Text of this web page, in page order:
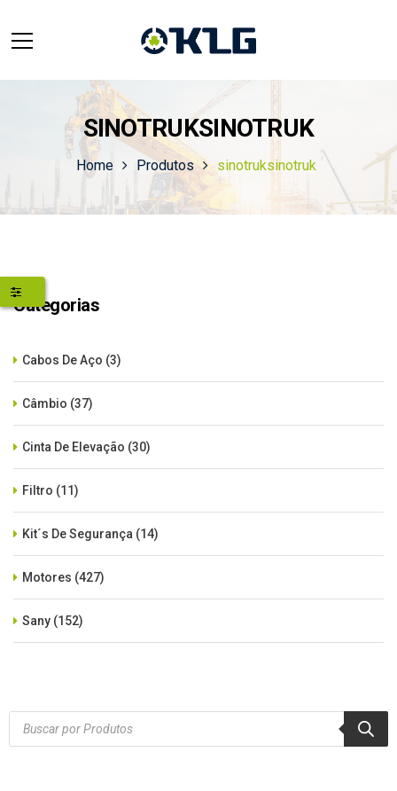
SINOTRUKSINOTRUK
Home Produtos sinotruksinotruk
Categorias
Cabos De Aço (3)
Câmbio (37)
Cinta De Elevação (30)
Filtro (11)
Kit´s De Segurança (14)
Motores (427)
Sany (152)
Zoomlion(84)
Products
search